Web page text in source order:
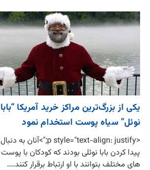
یکی از بزرگ‌ترین مراکز خرید آمریکا “بابا
نوئل” سیاه پوست استخدام نمود
<p style="text-align: justify;">آنان به دنبال
پیدا کردن بابا نوئلی بودند که کودکان با پوست
های مختلف بتوانند با او ارتباط برقرار کنند....